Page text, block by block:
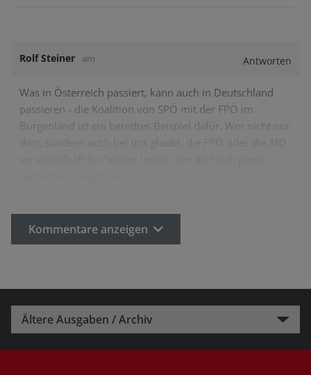
Rolf Steiner am Antworten
Was in Österreich passiert, kann auch in Deutschland
passieren - die Koalition von SPÖ mit der FPÖ im
Burgenland ist ein beredtes Beispiel dafür. Wer nicht nur
Kommentare anzeigen
Ältere Ausgaben / Archiv